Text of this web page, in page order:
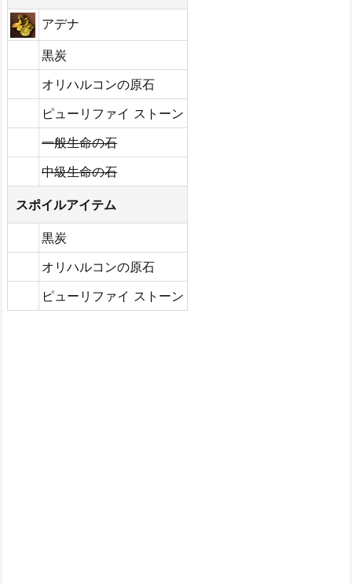
アデナ
黒炭
オリハルコンの原石
ピューリファイ ストーン
一般生命の石
中級生命の石
スポイルアイテム
黒炭
オリハルコンの原石
ピューリファイ ストーン